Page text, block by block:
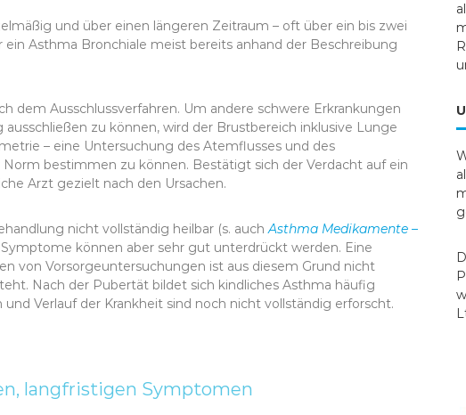
und über einen längeren Zeitraum – oft über ein bis zwei
ein Asthma Bronchiale meist bereits anhand der Beschreibung
dem Ausschlussverfahren. Um andere schwere Erkrankungen
zu können, wird der Brustbereich inklusive Lunge
– eine Untersuchung des Atemflusses und des
bestimmen zu können. Bestätigt sich der Verdacht auf ein
Arzt gezielt nach den Ursachen.
nicht vollständig heilbar (s. auchAsthma Medikamente –
Symptome können aber sehr gut unterdrückt werden. Eine
von Vorsorgeuntersuchungen ist aus diesem Grund nicht
Nach der Pubertät bildet sich kindliches Asthma häufig
Verlauf der Krankheit sind noch nicht vollständig erforscht.
langfristigen Symptomen